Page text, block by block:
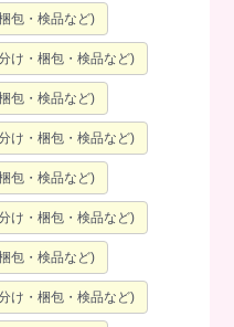
包・検品など)
け・梱包・検品など)
包・検品など)
け・梱包・検品など)
包・検品など)
け・梱包・検品など)
包・検品など)
け・梱包・検品など)